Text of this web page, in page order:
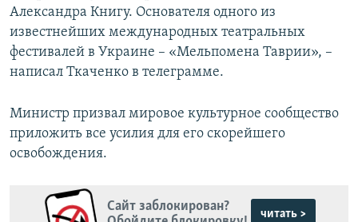
Александра Книгу. Основателя одного из
известнейших международных театральных
фестивалей в Украине – «Мельпомена Таврии», –
написал Ткаченко в телеграмме.
Министр призвал мировое культурное сообщество
приложить все усилия для его скорейшего
освобождения.
Сайт заблокирован?
читать >